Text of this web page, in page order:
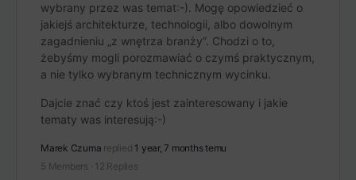
wybrany przez was temat:-). Mogę opowiedzieć o
jakiejś architekturze, technologii, albo dowolnym
zagadnieniu „z wnętrza branży”. Chodzi o to,
żebyśmy mogli porozmawiać o czymś praktycznym,
a nie tylko wybranym technicznym wycinku.
Dajcie znać czy ktoś jest zainteresowany i jakie
tematy was interesują:-)
Marek Czuma replied 1 year, 7 months temu
5 Members · 12 Replies